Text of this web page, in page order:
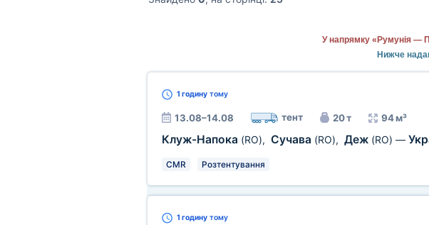
У напрямку «Румунія —
Нижче
1 годинутому
13.08–14.08 тент 20 т 94 м³
Клуж-Напока (RO), Сучава (RO), Деж (RO) —
CMR Розтентування
1 годинутому